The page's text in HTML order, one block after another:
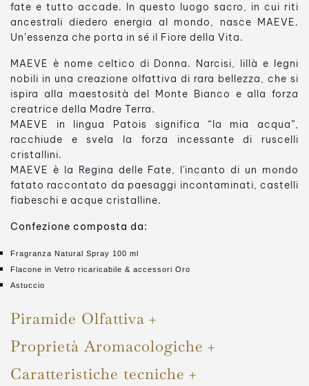
fate e tutto accade. In questo luogo sacro, in cui riti
ancestrali diedero energia al mondo, nasce MAEVE.
Un’essenza che porta in sé il Fiore della Vita.
MAEVE è nome celtico di Donna. Narcisi, lillà e legni
nobili in una creazione olfattiva di rara bellezza, che si
ispira alla maestosità del Monte Bianco e alla forza
creatrice della Madre Terra.
MAEVE in lingua Patois significa “la mia acqua”,
racchiude e svela la forza incessante di ruscelli
cristallini.
MAEVE è la Regina delle Fate, l'incanto di un mondo
fatato raccontato da paesaggi incontaminati, castelli
fiabeschi e acque cristalline.
Confezione composta da:
Fragranza Natural Spray 100 ml
Flacone in Vetro ricaricabile & accessori Oro
Astuccio
Piramide Olfattiva
Proprietà Aromacologiche
Caratteristiche tecniche